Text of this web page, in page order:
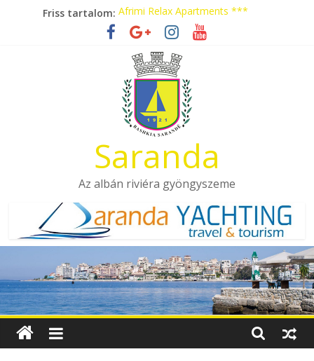
Friss tartalom: Afrimi Relax Apartments ***
Tengerparti nyaralás autóbusszal!
Eladó apartmanok Sarandában
Hotel Pini ***
Aquamarine Apartments
Saranda
Az albán riviéra gyöngyszeme